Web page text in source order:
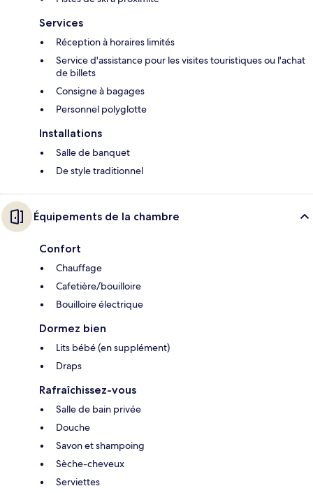
Services
Réception à horaires limités
Service d'assistance pour les visites touristiques ou l'achat
de billets
Consigne à bagages
Personnel polyglotte
Installations
Salle de banquet
De style traditionnel
Équipements de la chambre
Confort
Chauffage
Cafetière/bouilloire
Bouilloire électrique
Dormez bien
Lits bébé (en supplément)
Draps
Rafraîchissez-vous
Salle de bain privée
Douche
Savon et shampoing
Sèche-cheveux
Serviettes